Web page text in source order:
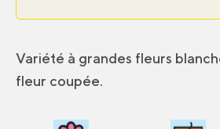
Variété à grandes fleurs
fleur coupée.